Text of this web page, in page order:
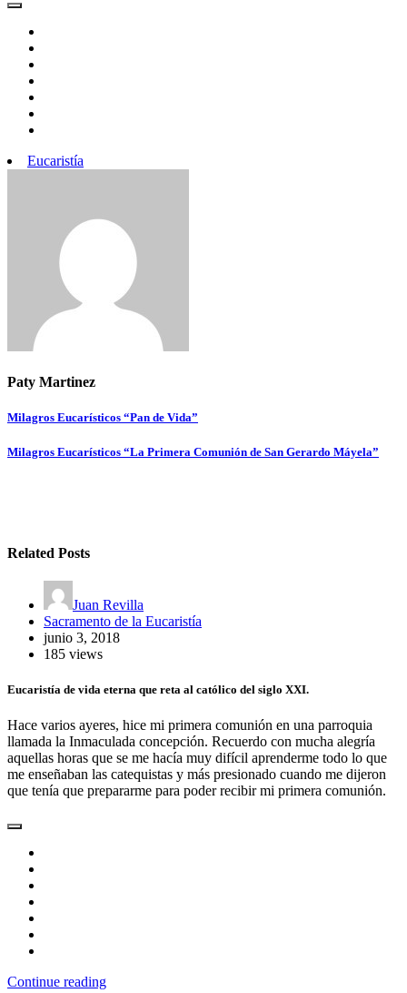
Eucaristía
Paty Martinez
Navegación
de
Milagros Eucarísticos “Pan de Vida”
Milagros Eucarísticos “La Primera Comunión de San Gerardo Máyela”
Related Posts
Juan Revilla
Sacramento de la Eucaristía
junio 3, 2018
185 views
Eucaristía de vida eterna que reta al católico del siglo XXI.
Hace varios ayeres, hice mi primera comunión en una parroquia
llamada la Inmaculada concepción. Recuerdo con mucha alegría
aquellas horas que se me hacía muy difícil aprenderme todo lo que
me enseñaban las catequistas y más presionado cuando me dijeron
que tenía que prepararme para poder recibir mi primera comunión.
Continue reading